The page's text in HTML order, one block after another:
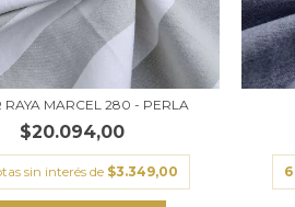
RAYA MARCEL 280 - PERLA
$20.094,00
sin interés de $3.349,00 6